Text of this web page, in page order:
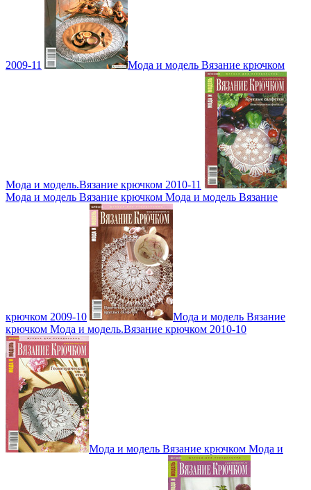
2009-11 Мода и модель Вязание крючком
Мода и модель.Вязание крючком 2010-11
Мода и модель Вязание крючком Мода и модель Вязание
крючком 2009-10
Мода и модель Вязание
крючком Мода и модель.Вязание крючком 2010-10
Мода и модель Вязание крючком Мода и